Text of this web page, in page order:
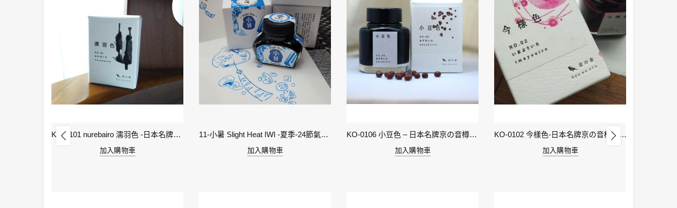
KO-0101 nurebairo 濡羽色 -日本名牌京の音樽裝鋼筆墨水40ml 4573356130012
加入購物車
11-小暑 Slight Heat IWI -夏季-24節氣色澤鋼筆墨水
加入購物車
KO-0106 小豆色 – 日本名牌京の音樽裝鋼筆墨水40ml 4573356130159
加入購物車
KO-0102 今樣色-日本名牌京の音樽裝鋼筆墨水40ml 4573356130029
加入購物車